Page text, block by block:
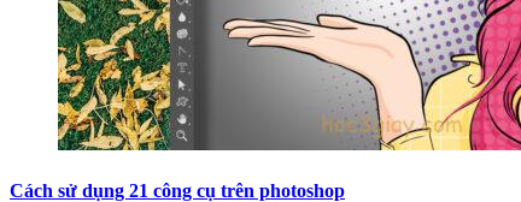
Cách sử dụng 21 công cụ trên photoshop